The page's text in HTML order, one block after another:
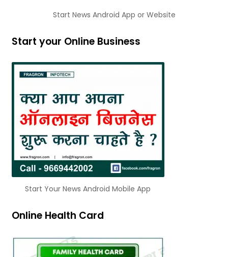
Start News Android App or Website
Start your Online Business
Start Your News Android Mobile App
Online Health Card